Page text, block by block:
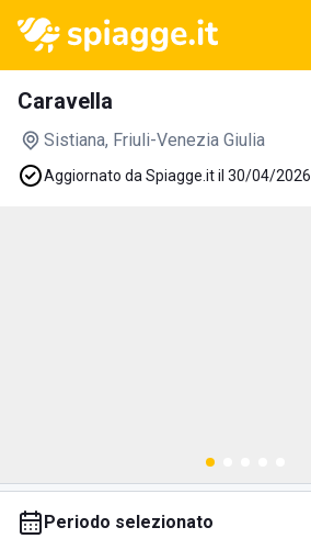
Caravella
Sistiana, Friuli-Venezia Giulia
Aggiornato da Spiagge.it il 30/04/2026
Periodo selezionato